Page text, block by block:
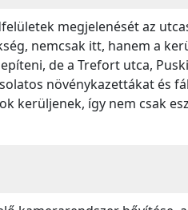
megjelenését az
nemcsak itt, hanem a
de a Trefort utca,
növénykazettákat és
kerüljenek, így nem csak